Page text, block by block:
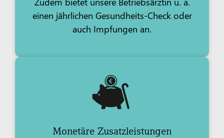
einen jährlichen Gesundheits-Check oder
auch Impfungen an.
Monetäre Zusatzleistungen